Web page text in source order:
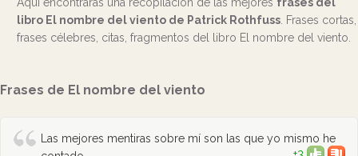
libro El nombre del viento de Patrick Rothfuss . Frases cortas,
frases célebres, citas, fragmentos del libro El nombre del viento.
Frases de El nombre del viento
Las mejores mentiras sobre mí son las que yo mismo he